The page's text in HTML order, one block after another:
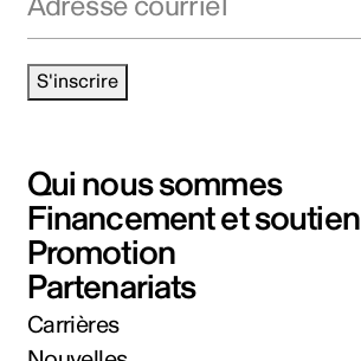
S'inscrire
Qui nous sommes
Financement et soutien
Promotion
Partenariats
Carrières